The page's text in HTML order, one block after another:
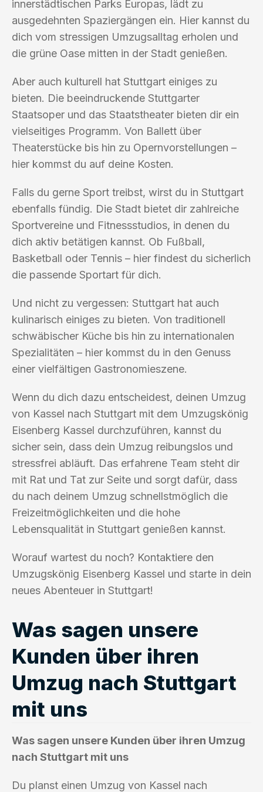
innerstädtischen Parks Europas, lädt zu
ausgedehnten Spaziergängen ein. Hier kannst du
dich vom stressigen Umzugsalltag erholen und
die grüne Oase mitten in der Stadt genießen.
Aber auch kulturell hat Stuttgart einiges zu
bieten. Die beeindruckende Stuttgarter
Staatsoper und das Staatstheater bieten dir ein
vielseitiges Programm. Von Ballett über
Theaterstücke bis hin zu Opernvorstellungen –
hier kommst du auf deine Kosten.
Falls du gerne Sport treibst, wirst du in Stuttgart
ebenfalls fündig. Die Stadt bietet dir zahlreiche
Sportvereine und Fitnessstudios, in denen du
dich aktiv betätigen kannst. Ob Fußball,
Basketball oder Tennis – hier findest du sicherlich
die passende Sportart für dich.
Und nicht zu vergessen: Stuttgart hat auch
kulinarisch einiges zu bieten. Von traditionell
schwäbischer Küche bis hin zu internationalen
Spezialitäten – hier kommst du in den Genuss
einer vielfältigen Gastronomieszene.
Wenn du dich dazu entscheidest, deinen Umzug
von Kassel nach Stuttgart mit dem Umzugskönig
Eisenberg Kassel durchzuführen, kannst du
sicher sein, dass dein Umzug reibungslos und
stressfrei abläuft. Das erfahrene Team steht dir
mit Rat und Tat zur Seite und sorgt dafür, dass
du nach deinem Umzug schnellstmöglich die
Freizeitmöglichkeiten und die hohe
Lebensqualität in Stuttgart genießen kannst.
Worauf wartest du noch? Kontaktiere den
Umzugskönig Eisenberg Kassel und starte in dein
neues Abenteuer in Stuttgart!
Was sagen unsere
Kunden über ihren
Umzug nach Stuttgart
mit uns
Was sagen unsere Kunden über ihren Umzug
nach Stuttgart mit uns
Du planst einen Umzug von Kassel nach